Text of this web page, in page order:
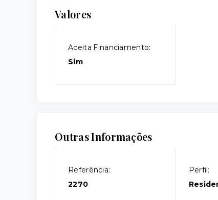
Valores
Aceita Financiamento:
Sim
Outras Informações
Referência:
2270
Perfil: